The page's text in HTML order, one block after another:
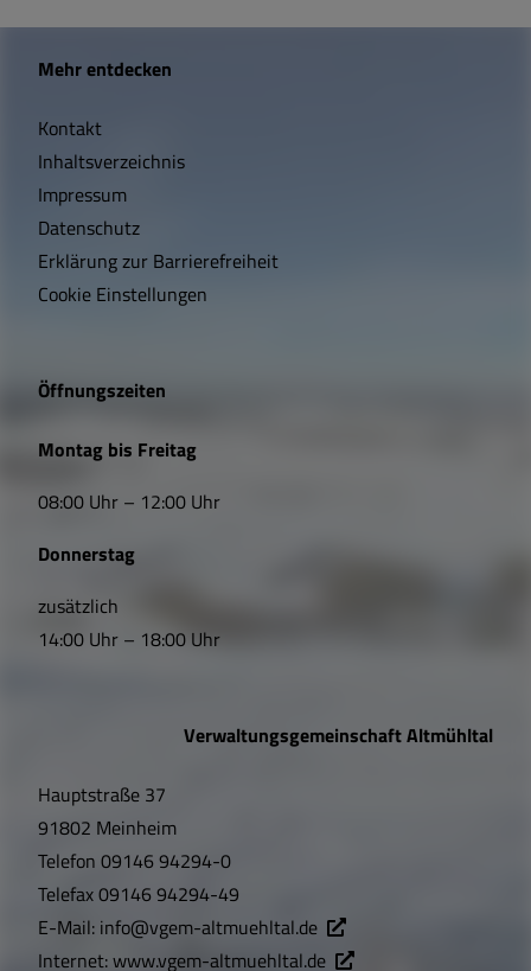
W
c
h
t
i
e
L
n
k
s
f
n
u
n
Mehr entdecken
Kontakt
Inhaltsverzeichnis
Impressum
Datenschutz
Erklärung zur Barrierefreiheit
Cookie Einstellungen
Öffnungszeiten
Montag bis Freitag
08:00 Uhr – 12:00 Uhr
Donnerstag
zusätzlich
14:00 Uhr – 18:00 Uhr
Verwaltungsgemeinschaft Altmühltal
Hauptstraße 37
91802 Meinheim
Telefon 09146 94294-0
Telefax09146 94294-49
E-Mail: info@vgem-altmuehltal.de
Internet:www.vgem-altmuehltal.de